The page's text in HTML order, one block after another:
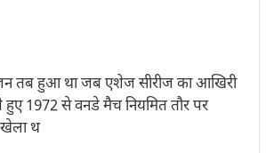
तब हुआ था जब एशेज सीरीज का आखिरी
1972 से वनडे मैच नियमित तौर पर
थ